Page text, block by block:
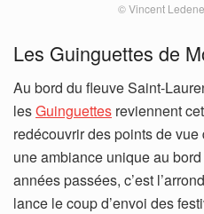
© Vincent
Les Guinguettes de
Au bord du fleuve Saint-
lesGuinguettes reviennent
redécouvrir des points de
une ambiance unique au
années passées, c’est
lance le coup d’envoi des